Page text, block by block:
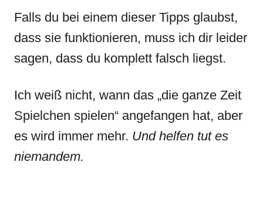
Falls du bei einem dieser Tipps glaubst,
dass sie funktionieren, muss ich dir leider
sagen, dass du komplett falsch liegst.
Ich weiß nicht, wann das „die ganze Zeit
Spielchen spielen“ angefangen hat, aber
es wird immer mehr. Und helfen tut es
niemandem.